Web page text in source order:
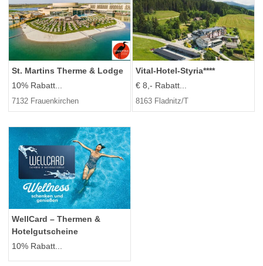
St. Martins Therme & Lodge
10% Rabatt...
7132 Frauenkirchen
Vital-Hotel-Styria****
€ 8,- Rabatt...
8163 Fladnitz/T
WellCard – Thermen &
Hotelgutscheine
10% Rabatt...